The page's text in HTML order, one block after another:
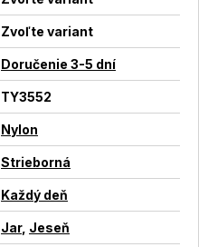
Zvoľte variant
Doručenie 3-5 dní
TY3552
Nylon
Strieborná
Každý deň
Jar, Jeseň